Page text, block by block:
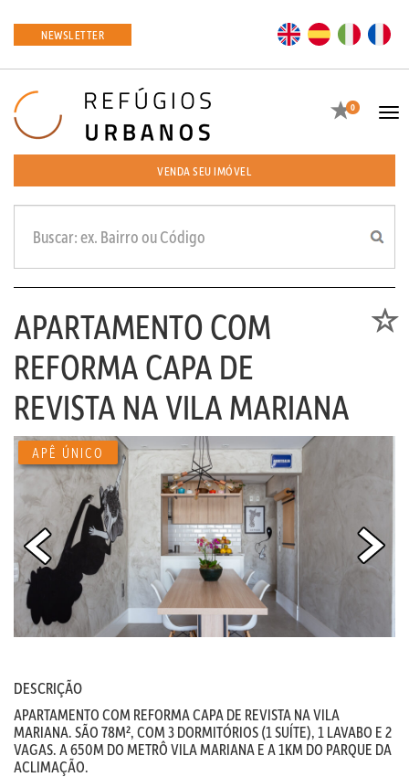
NEWSLETTER EN ES
Favoritos
0
VENDA SEU IMÓVEL
APARTAMENTO COM
REFORMA CAPA DE
REVISTA NA VILA MARIANA
APÊ ÚNICO
DESCRIÇÃO
APARTAMENTO COM REFORMA CAPA DE REVISTA NA VILA
MARIANA. SÃO 78M², COM 3 DORMITÓRIOS (1 SUÍTE), 1 LAVABO E 2
VAGAS. A 650M DO METRÔ VILA MARIANA E A 1KM DO PARQUE DA
ACLIMAÇÃO.